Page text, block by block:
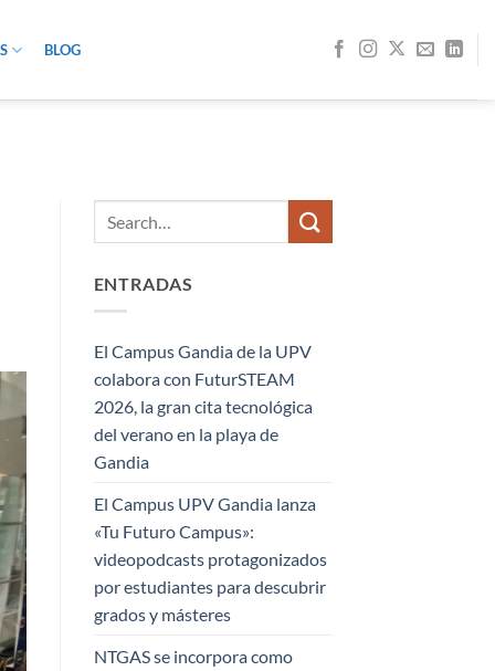
BLOG
ENTRADAS
El Campus Gandia de la UPV
colabora con FuturSTEAM
2026, la gran cita tecnológica
del verano en la playa de
Gandia
El Campus UPV Gandia lanza
«Tu Futuro Campus»:
videopodcasts protagonizados
por estudiantes para descubrir
grados y másteres
NTGAS se incorpora como